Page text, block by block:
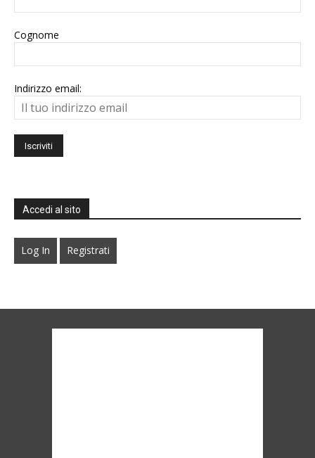
Cognome
Indirizzo email:
Accedi al sito
Log In Registrati